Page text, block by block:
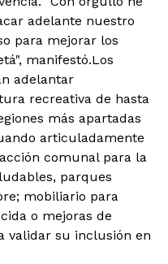
adelante nuestro
para mejorar los
manifestó.Los
adelantar
recreativa de hasta
más apartadas
articuladamente
comunal para la
parques
mobiliario para
o mejoras de
validar su inclusión en